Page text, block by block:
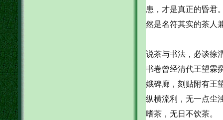
患，才是真正的昏君
然是名符其实的茶人
说茶与书法，必谈徐
书卷曾经清代王望霖
娥碑廊，刻贴附有王
纵横流利，无一点尘
嗜茶，无日不饮茶。